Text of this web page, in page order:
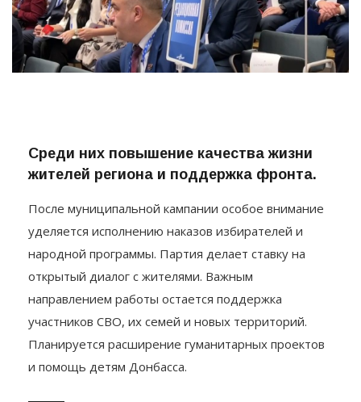
Среди них повышение качества жизни
жителей региона и поддержка фронта.
После муниципальной кампании особое внимание
уделяется исполнению наказов избирателей и
народной программы. Партия делает ставку на
открытый диалог с жителями. Важным
направлением работы остается поддержка
участников СВО, их семей и новых территорий.
Планируется расширение гуманитарных проектов
и помощь детям Донбасса.